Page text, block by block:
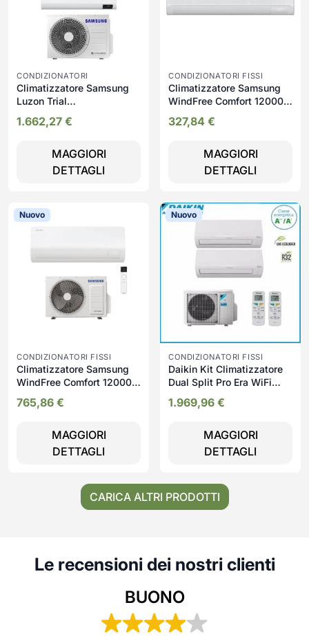
CONDIZIONATORI
Climatizzatore Samsung
Luzon Trial
A+++ WiFi Inverter 19 dB
1.662,27 €
MAGGIORI
DETTAGLI
CONDIZIONATORI FISSI
Climatizzatore Samsung
WindFree Comfort 12000
Inverter
327,84 €
MAGGIORI
DETTAGLI
Nuovo
CONDIZIONATORI FISSI
Climatizzatore Samsung
WindFree Comfort 12000
dB
765,86 €
MAGGIORI
DETTAGLI
Nuovo
CONDIZIONATORI FISSI
Daikin Kit Climatizzatore
Dual Split Pro Era WiFi
Unità Esterna 17.000 BTU
1.969,96 €
MAGGIORI
DETTAGLI
CARICA ALTRI PRODOTTI
Le recensioni dei nostri clienti
BUONO